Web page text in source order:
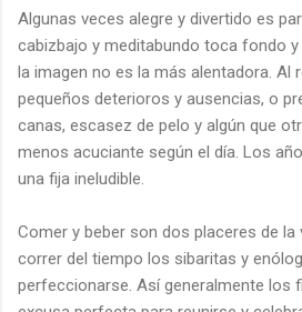
Algunas veces alegre y divertido es
cabizbajo y meditabundo toca fondo
la imagen no es la más alentadora. Al
pequeños deterioros y ausencias, o
canas, escasez de pelo y algún que
menos acuciante según el día. Los
una fija ineludible.
Comer y beber son dos placeres de la
correr del tiempo los sibaritas y
perfeccionarse. Así generalmente los